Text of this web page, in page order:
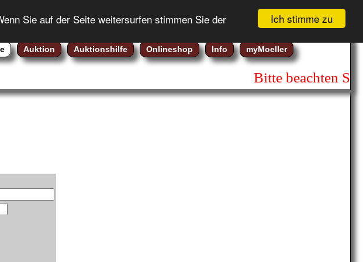
Ich stimme zu
Sie auf der Seite weitersurfen stimmen Sie der
Registrierung
Gebotsliste (0)
Warenkorb (0)
Auktion Auktionshilfe Onlineshop Info myMoeller
Bitte beachten